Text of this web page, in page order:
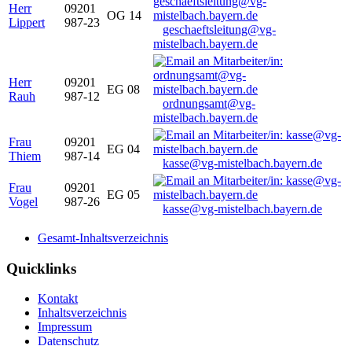
Herr
Lippert
09201
987-23
OG 14
geschaeftsleitung@vg-
mistelbach.bayern.de
Herr
Rauh
09201
987-12
EG 08
ordnungsamt@vg-
mistelbach.bayern.de
Frau
Thiem
09201
987-14
EG 04
kasse@vg-mistelbach.bayern.de
Frau
Vogel
09201
987-26
EG 05
kasse@vg-mistelbach.bayern.de
Gesamt-Inhaltsverzeichnis
Quicklinks
Kontakt
Inhaltsverzeichnis
Impressum
Datenschutz